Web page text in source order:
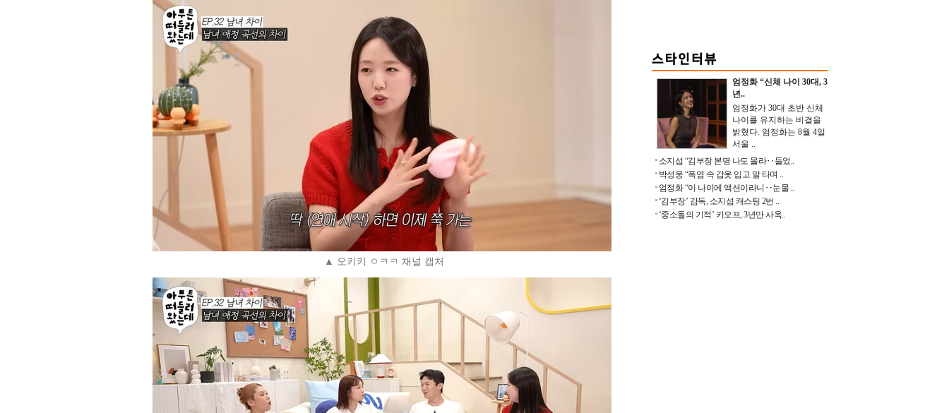
▲ 오키키 ㅇㅋㅋ 채널 캡처
엄정화 “신체 나이 30대, 3
년..
엄정화가 30대 초반 신체
나이를 유지하는 비결을
밝혔다. 엄정화는 8월 4일
서울 ..
소지섭 “김부장 본명 나도 몰라‥들었..
박성웅 “폭염 속 갑옷 입고 말 타며 ..
엄정화 “이 나이에 액션이라니‥눈물 ..
‘김부장’ 감독, 소지섭 캐스팅 2번 ..
‘중소돌의 기적’ 키오프, 3년만 사옥..